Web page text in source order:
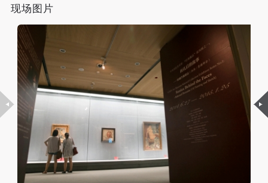
现场图片
活动参与者意味着接受并承担本协议的全部义务，未
同意者意味着放弃参加此次活动的权利。凡参加这次
活动前，必须事先与自己的家属沟通，取得家属同
意，同时知晓并同意本免责声明。参加者签名/勾选
后，视作其家属也已知晓并同意。
我已认真阅读上述条款，并且同意。
活动参与者意味着接受并承担本协议的全部义务，未
同意者意味着放弃参加此次活动的权利。凡参加这次
活动前，必须事先与自己的家属沟通，取得家属同
意，同时知晓并同意本免责声明。参加者签名/勾选
后，视作其家属也已知晓并同意。
我已认真阅读上述条款，并且同意。
活动参与者意味着接受并承担本协议的全部义务，未
同意者意味着放弃参加此次活动的权利。凡参加这次
活动前，必须事先与自己的家属沟通，取得家属同
意，同时知晓并同意本免责声明。参加者签名/勾选
后，视作其家属也已知晓并同意。
我已认真阅读上述条款，并且同意。